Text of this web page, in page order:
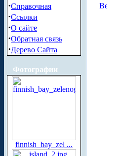
·Справочная
·Ссылки
·О сайте
·Обратная связь
·Дерево Сайта
Фотографии
finnish_bay_zel ...